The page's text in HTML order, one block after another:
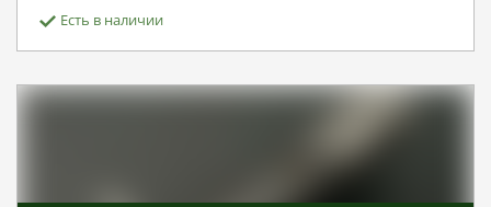
Есть в наличии